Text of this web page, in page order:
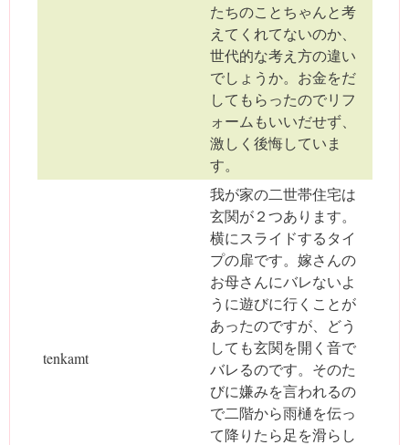
たちのことちゃんと考
えてくれてないのか、
世代的な考え方の違い
でしょうか。お金をだ
してもらったのでリフ
ォームもいいだせず、
激しく後悔していま
す。
tenkamt
我が家の二世帯住宅は
玄関が２つあります。
横にスライドするタイ
プの扉です。嫁さんの
お母さんにバレないよ
うに遊びに行くことが
あったのですが、どう
しても玄関を開く音で
バレるのです。そのた
びに嫌みを言われるの
で二階から雨樋を伝っ
て降りたら足を滑らし